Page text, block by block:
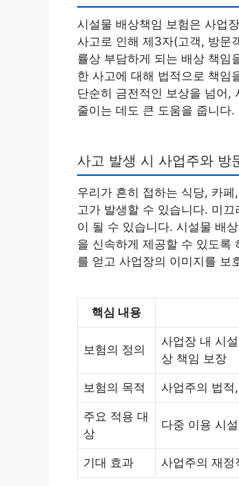
시설물 배상책임 보험은 사업
사고로 인해 제3자(고객, 방문
률상 부담하게 되는 배상 책임
한 사고에 대해 법적으로 책임
단순히 금전적인 보상을 넘어,
줄이는 데도 큰 도움을 줍니다.
사고 발생 시 사업주와 방
우리가 흔히 접하는 식당, 카
고가 발생할 수 있습니다. 미
이 될 수 있습니다. 시설물 배
을 신속하게 제공할 수 있도록
를 얻고 사업장의 이미지를 보
핵심 내용
보험의 정의
사업장 내 시
상 책임 보장
보험의 목적 사업주의 법적
주요 적용 대
상
다중 이용 시
기대 효과 사업주의 재